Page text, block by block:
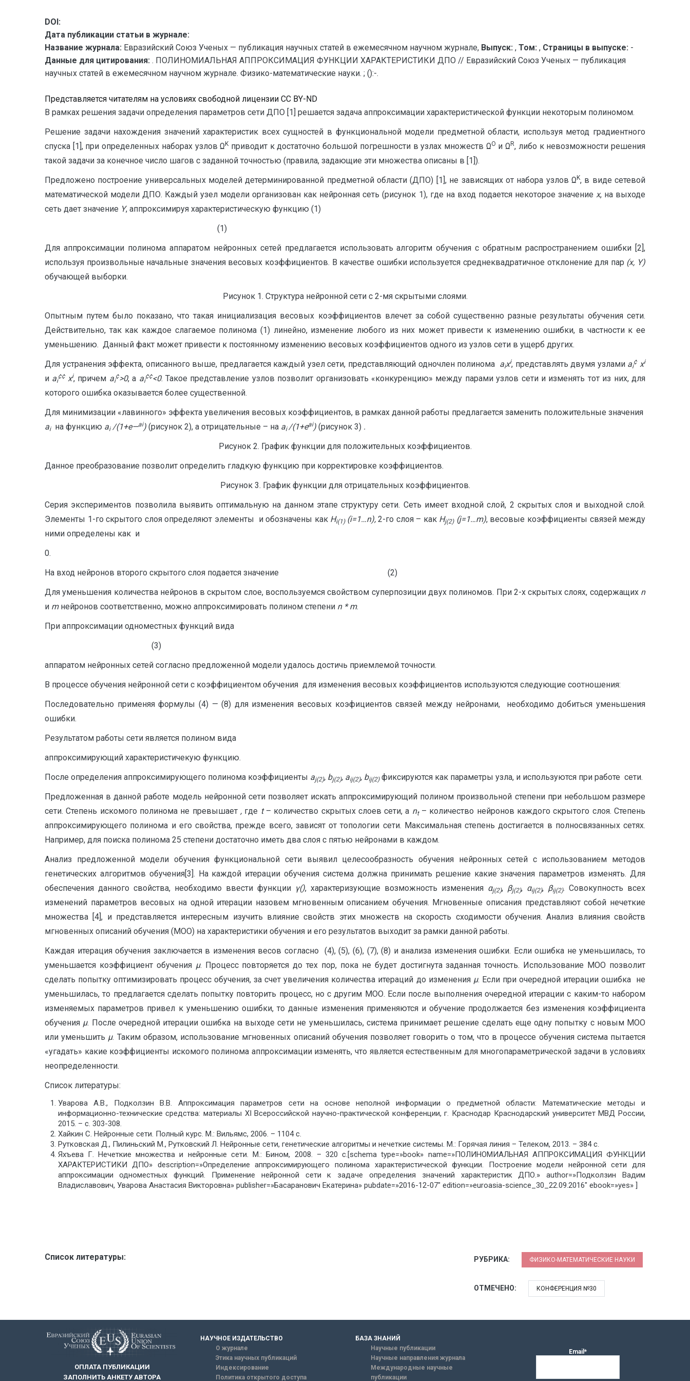
DOI:
Дата публикации статьи в журнале:
Название журнала: Евразийский Союз Ученых — публикация научных статей в ежемесячном научном журнале, Выпуск: , Том: , Страницы в выпуске: -
Данные для цитирования: . ПОЛИНОМИАЛЬНАЯ АППРОКСИМАЦИЯ ФУНКЦИИ ХАРАКТЕРИСТИКИ ДПО // Евразийский Союз Ученых — публикация
научных статей в ежемесячном научном журнале. Физико-математические науки. ; ():-.
Представляется читателям на условиях свободной лицензии CC BY-ND
В рамках решения задачи определения параметров сети ДПО [1] решается задача аппроксимации характеристической функции некоторым полиномом.
Решение задачи нахождения значений характеристик всех сущностей в функциональной модели предметной области, используя метод градиентного
спуска [1], при определенных наборах узлов ΩK приводит к достаточно большой погрешности в узлах множеств ΩO и ΩR, либо к невозможности решения
такой задачи за конечное число шагов с заданной точностью (правила, задающие эти множества описаны в [1]).
Предложено построение универсальных моделей детерминированной предметной области (ДПО) [1], не зависящих от набора узлов Ω K, в виде сетевой
математической модели ДПО. Каждый узел модели организован как нейронная сеть (рисунок 1), где на вход подается некоторое значение x, на выходе
сеть дает значение Y, аппроксимируя характеристическую функцию (1)
(1)
Для аппроксимации полинома аппаратом нейронных сетей предлагается использовать алгоритм обучения с обратным распространением ошибки [2],
используя произвольные начальные значения весовых коэффициентов. В качестве ошибки используется среднеквадратичное отклонение для пар (x, Y)
обучающей выборки.
Рисунок 1. Структура нейронной сети с 2-мя скрытыми слоями.
Опытным путем было показано, что такая инициализация весовых коэффициентов влечет за собой существенно разные результаты обучения сети.
Действительно, так как каждое слагаемое полинома (1) линейно, изменение любого из них может привести к изменению ошибки, в частности к ее
уменьшению. Данный факт может привести к постоянному изменению весовых коэффициентов одного из узлов сети в ущерб других.
Для устранения эффекта, описанного выше, предлагается каждый узел сети, представляющий одночлен полинома aixi, представлять двумя узлами ai
¢ xi
и ai
¢¢ xi, причем ai
¢>0, а ai
¢¢<0. Такое представление узлов позволит организовать «конкуренцию» между парами узлов сети и изменять тот из них, для
которого ошибка оказывается более существенной.
Для минимизации «лавинного» эффекта увеличения весовых коэффициентов, в рамках данной работы предлагается заменить положительные значения
aiна функцию ai /(1+e—ai) (рисунок 2), а отрицательные – на ai /(1+eai) (рисунок 3) .
Рисунок 2. График функции для положительных коэффициентов.
Данное преобразование позволит определить гладкую функцию при корректировке коэффициентов.
Рисунок 3. График функции для отрицательных коэффициентов.
Серия экспериментов позволила выявить оптимальную на данном этапе структуру сети. Сеть имеет входной слой, 2 скрытых слоя и выходной слой.
Элементы 1-го скрытого слоя определяют элементы и обозначены как Hi(1) (i=1…n),2-го слоя – как Hj(2)(j=1…m), весовые коэффициенты связей между
ними определены как и
0.
На вход нейронов второго скрытого слоя подается значение (2)
Для уменьшения количества нейронов в скрытом слое, воспользуемся свойством суперпозиции двух полиномов. При 2-х скрытых слоях, содержащих n
и mнейронов соответственно, можно аппроксимировать полином степени n*m.
При аппроксимации одноместных функций вида
(3)
аппаратом нейронных сетей согласно предложенной модели удалось достичь приемлемой точности.
В процессе обучения нейронной сети с коэффициентом обучения для изменения весовых коэффициентов используются следующие соотношения:
Последовательно применяя формулы (4) — (8) для изменения весовых коэфициентов связей между нейронами, необходимо добиться уменьшения
ошибки.
Результатом работы сети является полином вида
аппроксимирующий характеристичекую функцию.
После определения аппроксимирующего полинома коэффициенты aj(2), bj(2), aij(2), bij(2)фиксируются как параметры узла, и используются при работе сети.
Предложенная в данной работе модель нейронной сети позволяет искать аппроксимирующий полином произвольной степени при небольшом размере
сети. Степень искомого полинома не превышает ,где t– количество скрытых слоев сети, а nt– количество нейронов каждого скрытого слоя. Степень
аппроксимирующего полинома и его свойства, прежде всего, зависят от топологии сети. Максимальная степень достигается в полносвязанных сетях.
Например, для поиска полинома 25 степени достаточно иметь два слоя с пятью нейронами в каждом.
Анализ предложенной модели обучения функциональной сети выявил целесообразность обучения нейронных сетей с использованием методов
генетических алгоритмов обучения[3]. На каждой итерации обучения система должна принимать решение какие значения параметров изменять. Для
обеспечения данного свойства, необходимо ввести функции γ(), характеризующие возможность изменения αj(2), βj(2), αij(2), βij(2). Совокупность всех
изменений параметров весовых на одной итерации назовем мгновенным описанием обучения. Мгновенные описания представляют собой нечеткие
множества [4], и представляется интересным изучить влияние свойств этих множеств на скорость сходимости обучения. Анализ влияния свойств
мгновенных описаний обучения (МОО) на характеристики обучения и его результатов выходит за рамки данной работы.
Каждая итерация обучения заключается в изменения весов согласно (4), (5), (6), (7), (8) и анализа изменения ошибки. Если ошибка не уменьшилась, то
уменьшается коэффициент обучения µ. Процесс повторяется до тех пор, пока не будет достигнута заданная точность. Использование МОО позволит
сделать попытку оптимизировать процесс обучения, за счет увеличения количества итераций до изменения µ. Если при очередной итерации ошибка не
уменьшилась, то предлагается сделать попытку повторить процесс, но с другим МОО. Если после выполнения очередной итерации с каким-то набором
изменяемых параметров привел к уменьшению ошибки, то данные изменения применяются и обучение продолжается без изменения коэффициента
обучения µ. После очередной итерации ошибка на выходе сети не уменьшилась, система принимает решение сделать еще одну попытку с новым МОО
или уменьшить µ. Таким образом, использование мгновенных описаний обучения позволяет говорить о том, что в процессе обучения система пытается
«угадать» какие коэффициенты искомого полинома аппроксимации изменять, что является естественным для многопараметрической задачи в условиях
неопределенности.
Список литературы:
Уварова А.В., Подколзин В.В. Аппроксимация параметров сети на основе неполной информации о предметной области: Математические методы и
информационно-технические средства: материалы XI Всероссийской научно-практической конференции, г. Краснодар Краснодарский университет МВД России,
2015. – с. 303-308.
Хайкин С. Нейронные сети. Полный курс. М.: Вильямс, 2006. – 1104 с.
Рутковская Д., Пилиньский М., Рутковский Л. Нейронные сети, генетические алгоритмы и нечеткие системы. М.: Горячая линия – Телеком, 2013. – 384 с.
Яхъева Г. Нечеткие множества и нейронные сети. М.: Бином, 2008. – 320 с.[schema type=»book» name=»ПОЛИНОМИАЛЬНАЯ АППРОКСИМАЦИЯ ФУНКЦИИ
ХАРАКТЕРИСТИКИ ДПО» description=»Определение аппроксимирующего полинома характеристической функции. Построение модели нейронной сети для
аппроксимации одноместных функций. Применение нейронной сети к задаче определения значений характеристик ДПО.» author=»Подколзин Вадим
Владиславович, Уварова Анастасия Викторовна» publisher=»Басаранович Екатерина» pubdate=»2016-12-07″ edition=»euroasia-science_30_22.09.2016″ ebook=»yes» ]
Список литературы: РУБРИКА: ФИЗИКО-МАТЕМАТИЧЕСКИЕ НАУКИ
ОТМЕЧЕНО: КОНФЕРЕНЦИЯ №30
ОПЛАТА ПУБЛИКАЦИИ
ЗАПОЛНИТЬ АНКЕТУ АВТОРА
НАУЧНОЕ ИЗДАТЕЛЬСТВО
О журнале
Этика научных публикаций
Индексирование
Политика открытого доступа
БАЗА ЗНАНИЙ
Научные публикации
Научные направления журнала
Международные научные
публикации
Email*